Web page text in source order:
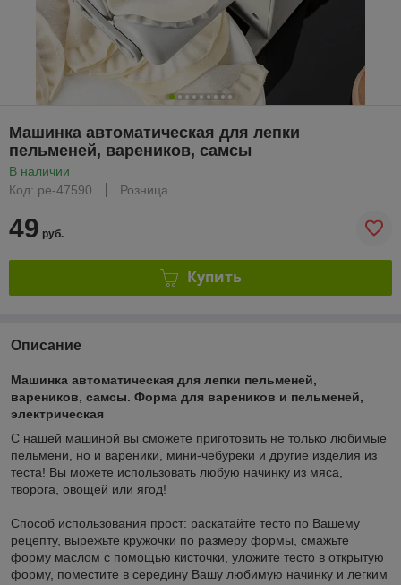
Машинка автоматическая для лепки
пельменей, вареников, самсы
В наличии
Код: pe-47590
Розница
49 руб.
Купить
Описание
Машинка автоматическая для лепки пельменей,
вареников, самсы. Форма для вареников и пельменей,
электрическая
С нашей машиной вы сможете приготовить не только любимые
пельмени, но и вареники, мини-чебуреки и другие изделия из
теста! Вы можете использовать любую начинку из мяса,
творога, овощей или ягод!
Способ использования прост: раскатайте тесто по Вашему
рецепту, вырежьте кружочки по размеру формы, смажьте
форму маслом с помощью кисточки, уложите тесто в открытую
форму, поместите в середину Вашу любимую начинку и легким